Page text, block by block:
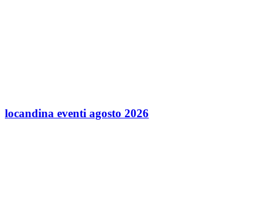
locandina eventi agosto 2026